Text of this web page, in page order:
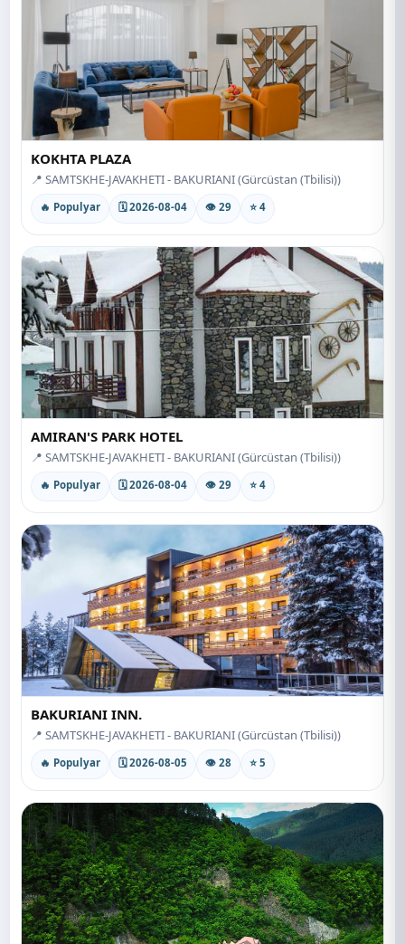
KOKHTA PLAZA
📍 SAMTSKHE-JAVAKHETI - BAKURIANI (Gürcüstan (Tbilisi))
🔥 Populyar 🗓 2026-08-04 👁 29 ⭐ 4
AMIRAN'S PARK HOTEL
📍 SAMTSKHE-JAVAKHETI - BAKURIANI (Gürcüstan (Tbilisi))
🔥 Populyar 🗓 2026-08-04 👁 29 ⭐ 4
BAKURIANI INN.
📍 SAMTSKHE-JAVAKHETI - BAKURIANI (Gürcüstan (Tbilisi))
🔥 Populyar 🗓 2026-08-05 👁 28 ⭐ 5